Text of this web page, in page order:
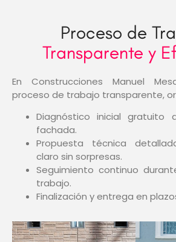
WHY
Proceso de
Transparente y
En Construcciones Manuel
proceso de trabajo transparente,
Diagnóstico inicial
fachada.
Propuesta técnica
claro sin sorpresas.
Seguimiento continuo
trabajo.
Finalización y entrega en